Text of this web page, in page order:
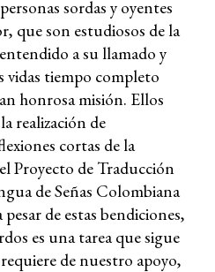
sordas y oyentes
que son estudiosos de la
a su llamado y
vidas tiempo completo
honrosa misión. Ellos
realización de
cortas de la
Proyecto de Traducción
de Señas Colombiana
de estas bendiciones,
es una tarea que sigue
de nuestro apoyo,